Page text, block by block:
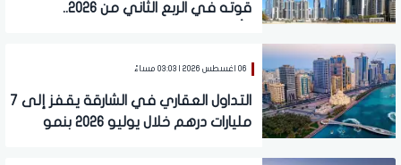
قوته في الربع الثاني من 2026..
06 اغسطس 2026 | 03:03 مساءً
التداول العقاري في الشارقة يقفز إلى 7
مليارات درهم خلال يوليو 2026 بنمو